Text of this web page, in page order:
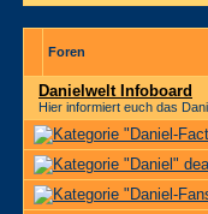
Foren
Danielwelt Infoboard
Hier informiert euch das